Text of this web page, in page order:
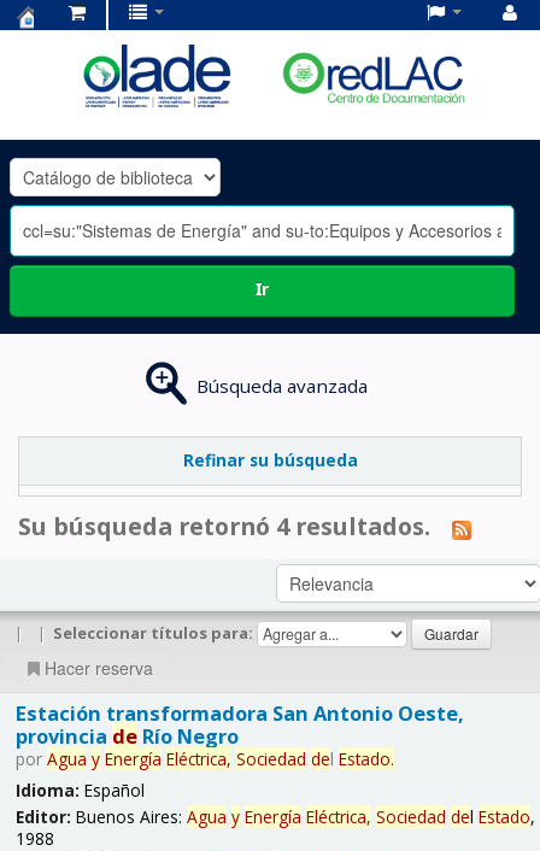
OLADE
-
Ir
Búsqueda avanzada
Refinar su búsqueda
Su búsqueda retornó 4 resultados.
| | Seleccionar títulos para:
Hacer reserva
Estación transformadora San Antonio Oeste,
provincia deRío Negro
por Agua y Energía Eléctrica, Sociedad del Estado.
Idioma: Español
Editor: Buenos Aires: Agua y Energía Eléctrica, Sociedad del Estado,
1988